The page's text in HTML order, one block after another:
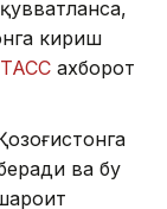
кириш
ТАСС ахборот
ва бу